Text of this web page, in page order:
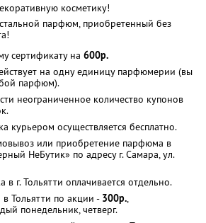
косметику!
парфюм, приобретенный без
сертификату на 600р.
на одну единицу парфюмерии (вы
парфюм).
неограниченное количество купонов
курьером осуществляется бесплатно.
или приобретение парфюма в
НеБутик» по адресу г. Самара, ул.
в г. Тольятти оплачивается отдельно.
Тольятти по акции - 300р.,
понедельник, четверг.